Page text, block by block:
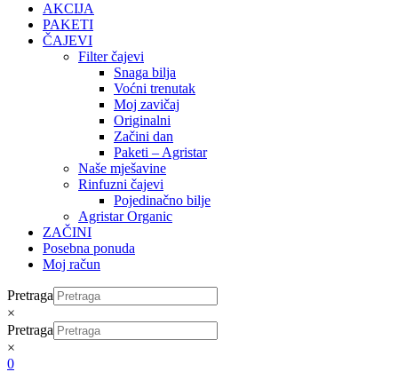
AKCIJA
PAKETI
ČAJEVI
Filter čajevi
Snaga bilja
Voćni trenutak
Moj zavičaj
Originalni
Začini dan
Paketi – Agristar
Naše mješavine
Rinfuzni čajevi
Pojedinačno bilje
Agristar Organic
ZAČINI
Posebna ponuda
Moj račun
Pretraga
×
Pretraga
×
0